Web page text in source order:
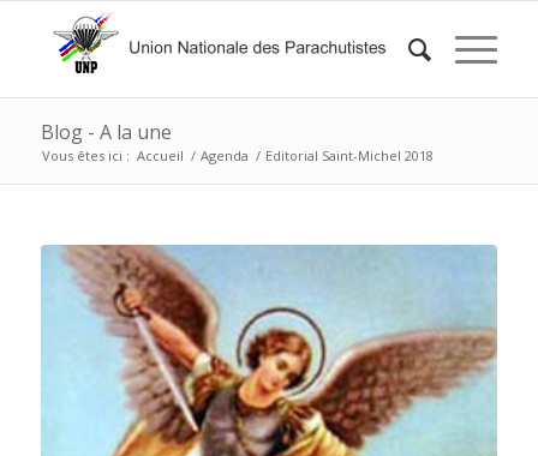
Blog - A la une
Vous êtes ici : Accueil / Agenda / Editorial Saint-Michel 2018